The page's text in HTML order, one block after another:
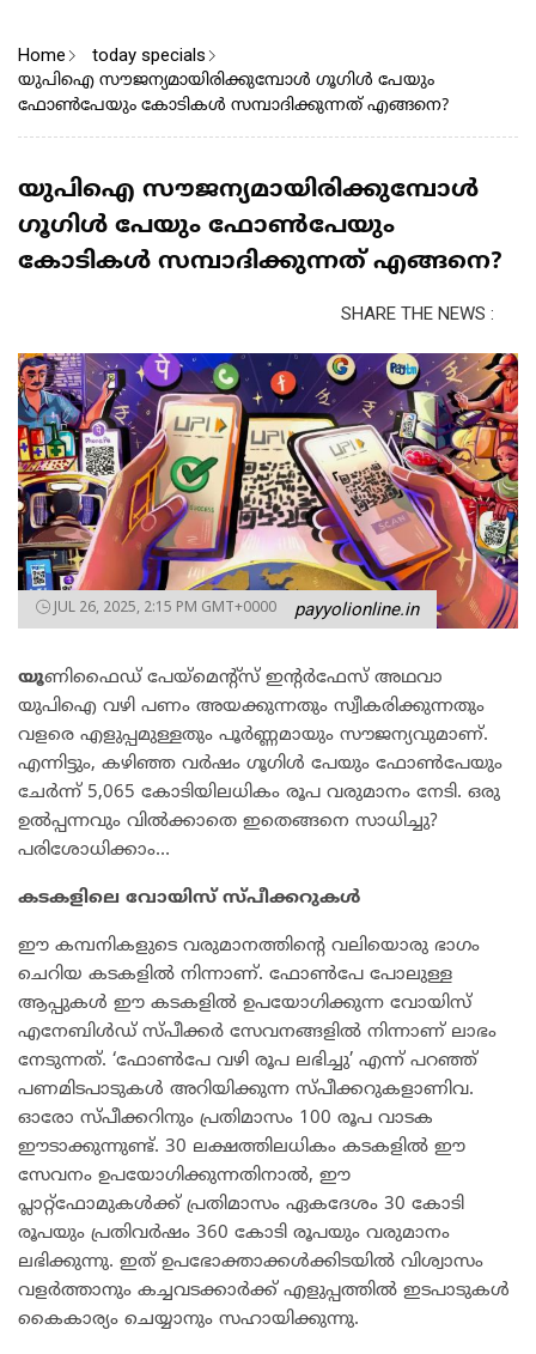
Home today specials
യുപിഐ സൗജന്യമായിരിക്കുമ്പോള്‍ ഗൂഗിള്‍ പേയും
ഫോണ്‍പേയും കോടികള്‍ സമ്പാദിക്കുന്നത് എങ്ങനെ?
യുപിഐ സൗജന്യമായിരിക്കുമ്പോള്‍
ഗൂഗിള്‍ പേയും ഫോണ്‍പേയും
കോടികള്‍ സമ്പാദിക്കുന്നത് എങ്ങനെ?
SHARE THE NEWS :
JUL 26, 2025, 2:15 PM GMT+0000 payyolionline.in
യൂണിഫൈഡ് പേയ്മെന്റ്സ് ഇന്റര്‍ഫേസ് അഥവാ
യുപിഐ വഴി പണം അയക്കുന്നതും സ്വീകരിക്കുന്നതും
വളരെ എളുപ്പമുള്ളതും പൂര്‍ണ്ണമായും സൗജന്യവുമാണ്.
എന്നിട്ടും, കഴിഞ്ഞ വര്‍ഷം ഗൂഗിള്‍ പേയും ഫോണ്‍പേയും
ചേര്‍ന്ന് 5,065 കോടിയിലധികം രൂപ വരുമാനം നേടി. ഒരു
ഉല്‍പ്പന്നവും വില്‍ക്കാതെ ഇതെങ്ങനെ സാധിച്ചു?
പരിശോധിക്കാം…
കടകളിലെ വോയിസ് സ്പീക്കറുകള്‍
ഈ കമ്പനികളുടെ വരുമാനത്തിന്റെ വലിയൊരു ഭാഗം
ചെറിയ കടകളില്‍ നിന്നാണ്. ഫോണ്‍പേ പോലുള്ള
ആപ്പുകള്‍ ഈ കടകളില്‍ ഉപയോഗിക്കുന്ന വോയിസ്
എനേബിള്‍ഡ് സ്പീക്കര്‍ സേവനങ്ങളില്‍ നിന്നാണ് ലാഭം
നേടുന്നത്. ‘ഫോണ്‍പേ വഴി രൂപ ലഭിച്ചു’ എന്ന് പറഞ്ഞ്
പണമിടപാടുകള്‍ അറിയിക്കുന്ന സ്പീക്കറുകളാണിവ.
ഓരോ സ്പീക്കറിനും പ്രതിമാസം 100 രൂപ വാടക
ഈടാക്കുന്നുണ്ട്. 30 ലക്ഷത്തിലധികം കടകളില്‍ ഈ
സേവനം ഉപയോഗിക്കുന്നതിനാല്‍, ഈ
പ്ലാറ്റ്ഫോമുകള്‍ക്ക് പ്രതിമാസം ഏകദേശം 30 കോടി
രൂപയും പ്രതിവര്‍ഷം 360 കോടി രൂപയും വരുമാനം
ലഭിക്കുന്നു. ഇത് ഉപഭോക്താക്കള്‍ക്കിടയില്‍ വിശ്വാസം
വളര്‍ത്താനും കച്ചവടക്കാര്‍ക്ക് എളുപ്പത്തില്‍ ഇടപാടുകള്‍
കൈകാര്യം ചെയ്യാനും സഹായിക്കുന്നു.